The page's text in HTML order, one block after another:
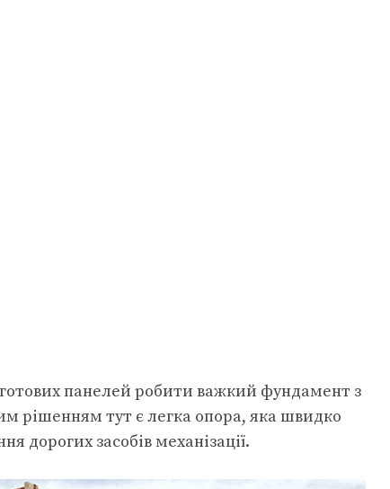
панелей робити важкий фундамент з
рішенням тут є легка опора, яка швидко
дорогих засобів механізації.